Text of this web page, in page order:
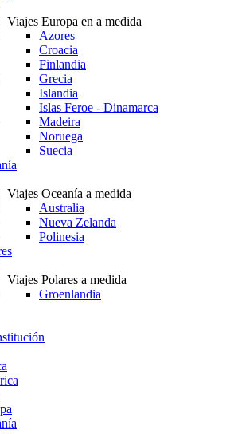
Viajes Europa en a medida
Azores
Croacia
Finlandia
Grecia
Islandia
Islas Feroe - Dinamarca
Madeira
Noruega
Suecia
Viajes Oceanía a medida
Australia
Nueva Zelanda
Polinesia
Viajes Polares a medida
Groenlandia